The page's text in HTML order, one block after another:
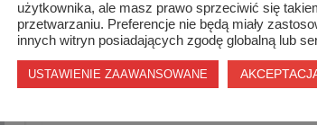
użytkownika, ale masz prawo sprzeciwić się
przetwarzaniu. Preferencje nie będą miały
innych witryn posiadających zgodę globalną lub
USTAWIENIE ZAAWANSOWANE